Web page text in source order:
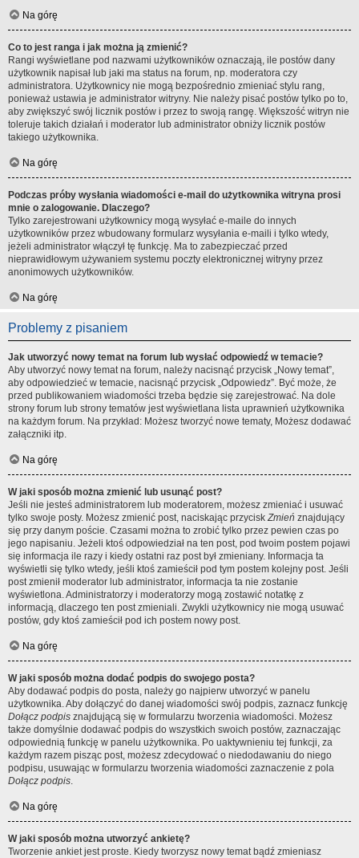
Na górę
Co to jest ranga i jak można ją zmienić?
Rangi wyświetlane pod nazwami użytkowników oznaczają, ile postów dany
użytkownik napisał lub jaki ma status na forum, np. moderatora czy
administratora. Użytkownicy nie mogą bezpośrednio zmieniać stylu rang,
ponieważ ustawia je administrator witryny. Nie należy pisać postów tylko po to,
aby zwiększyć swój licznik postów i przez to swoją rangę. Większość witryn nie
toleruje takich działań i moderator lub administrator obniży licznik postów
takiego użytkownika.
Na górę
Podczas próby wysłania wiadomości e-mail do użytkownika witryna prosi
mnie o zalogowanie. Dlaczego?
Tylko zarejestrowani użytkownicy mogą wysyłać e-maile do innych
użytkowników przez wbudowany formularz wysyłania e-maili i tylko wtedy,
jeżeli administrator włączył tę funkcję. Ma to zabezpieczać przed
nieprawidłowym używaniem systemu poczty elektronicznej witryny przez
anonimowych użytkowników.
Na górę
Problemy z pisaniem
Jak utworzyć nowy temat na forum lub wysłać odpowiedź w temacie?
Aby utworzyć nowy temat na forum, należy nacisnąć przycisk „Nowy temat”,
aby odpowiedzieć w temacie, nacisnąć przycisk „Odpowiedz”. Być może, że
przed publikowaniem wiadomości trzeba będzie się zarejestrować. Na dole
strony forum lub strony tematów jest wyświetlana lista uprawnień użytkownika
na każdym forum. Na przykład: Możesz tworzyć nowe tematy, Możesz dodawać
załączniki itp.
Na górę
W jaki sposób można zmienić lub usunąć post?
Jeśli nie jesteś administratorem lub moderatorem, możesz zmieniać i usuwać
tylko swoje posty. Możesz zmienić post, naciskając przyciskZmień znajdujący
się przy danym poście. Czasami można to zrobić tylko przez pewien czas po
jego napisaniu. Jeżeli ktoś odpowiedział na ten post, pod twoim postem pojawi
się informacja ile razy i kiedy ostatni raz post był zmieniany. Informacja ta
wyświetli się tylko wtedy, jeśli ktoś zamieścił pod tym postem kolejny post. Jeśli
post zmienił moderator lub administrator, informacja ta nie zostanie
wyświetlona. Administratorzy i moderatorzy mogą zostawić notatkę z
informacją, dlaczego ten post zmieniali. Zwykli użytkownicy nie mogą usuwać
postów, gdy ktoś zamieścił pod ich postem nowy post.
Na górę
W jaki sposób można dodać podpis do swojego posta?
Aby dodawać podpis do posta, należy go najpierw utworzyć w panelu
użytkownika. Aby dołączyć do danej wiadomości swój podpis, zaznacz funkcję
Dołącz podpis znajdującą się w formularzu tworzenia wiadomości. Możesz
także domyślnie dodawać podpis do wszystkich swoich postów, zaznaczając
odpowiednią funkcję w panelu użytkownika. Po uaktywnieniu tej funkcji, za
każdym razem pisząc post, możesz zdecydować o niedodawaniu do niego
podpisu, usuwając w formularzu tworzenia wiadomości zaznaczenie z pola
Dołącz podpis.
Na górę
W jaki sposób można utworzyć ankietę?
Tworzenie ankiet jest proste. Kiedy tworzysz nowy temat bądź zmieniasz